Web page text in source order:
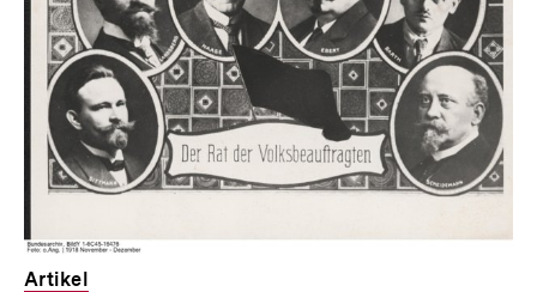
Inhalte
Artikel